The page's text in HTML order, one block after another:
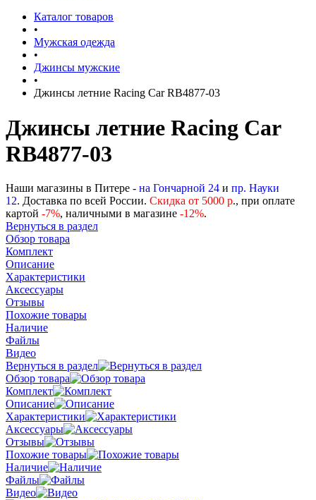
Каталог товаров
•
Мужская одежда
•
Джинсы мужские
•
Джинсы летние Racing Car RB4877-03
Джинсы летние Racing Car
RB4877-03
Наши магазины в Питере - на Гончарной 24 и пр. Науки
12. Доставка по всей России. Скидка от 5000 р., при оплате
картой -7%, наличными в магазине -12%.
Вернуться в раздел
Обзор товара
Комплект
Описание
Характеристики
Аксессуары
Отзывы
Похожие товары
Наличие
Файлы
Видео
Вернуться в раздел
Обзор товара
Комплект
Описание
Характеристики
Аксессуары
Отзывы
Похожие товары
Наличие
Файлы
Видео